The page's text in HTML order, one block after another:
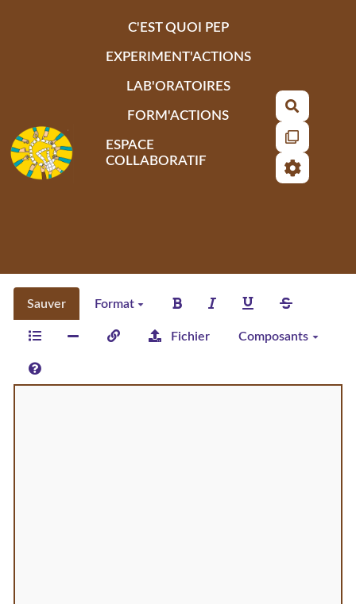
C'EST QUOI PEP
EXPERIMENT'ACTIONS
LAB'ORATOIRES
FORM'ACTIONS
ESPACE
COLLABORATIF
Sauver Format
Fichier Composants